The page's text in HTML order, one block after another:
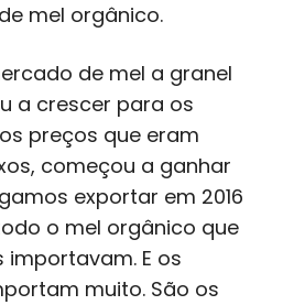
mel orgânico.
de mel a granel
a crescer para os
preços que eram
começou a ganhar
exportar em 2016
o mel orgânico que
importavam. E os
muito. São os